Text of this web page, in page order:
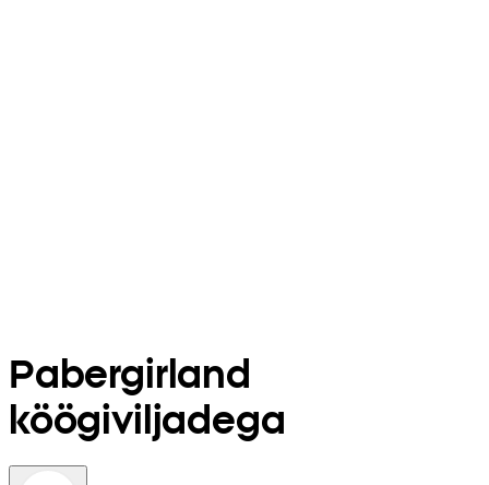
Pabergirland
köögiviljadega